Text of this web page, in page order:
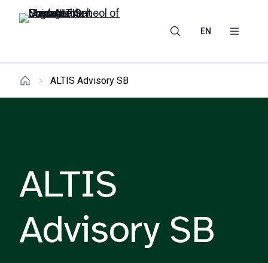
EN
ALTIS Advisory SB
ALTIS
Advisory SB